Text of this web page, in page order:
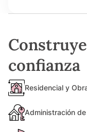
confianza
Residencial y
Administración